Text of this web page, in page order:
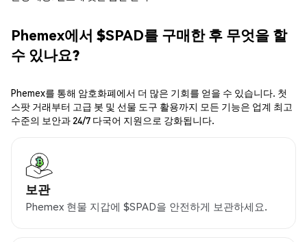
Phemex에서 $SPAD를 구매한 후 무엇을 할
수 있나요?
Phemex를 통해 암호화폐에서 더 많은 기회를 얻을 수 있습니다. 첫
스팟 거래부터 고급 봇 및 선물 도구 활용까지 모든 기능은 업계 최고
수준의 보안과 24/7 다국어 지원으로 강화됩니다.
보관
Phemex 현물 지갑에 $SPAD을 안전하게 보관하세요.